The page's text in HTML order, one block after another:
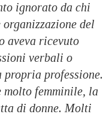
ignorato da chi
del
aveva ricevuto
verbali o
professione.
molto femminile, la
di donne. Molti